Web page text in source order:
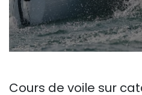
Cours de voile sur